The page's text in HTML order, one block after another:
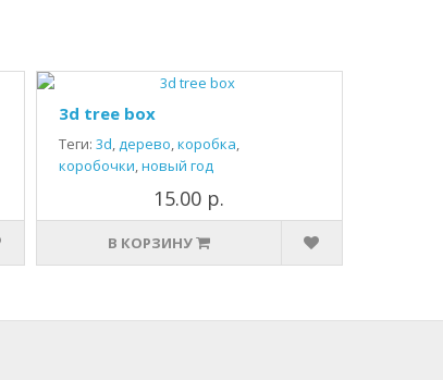
3d tree box
Теги: 3d,дерево,коробка,
коробочки,новый год
15.00 р.
В КОРЗИНУ